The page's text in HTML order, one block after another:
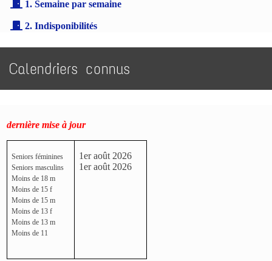
1. Semaine par semaine
2. Indisponibilités
Calendriers connus
dernière mise à jour
Seniors féminines
Seniors masculins
Moins de 18 m
Moins de 15 f
Moins de 15 m
Moins de 13 f
Moins de 13 m
Moins de 11
1er août 2026
1er août 2026